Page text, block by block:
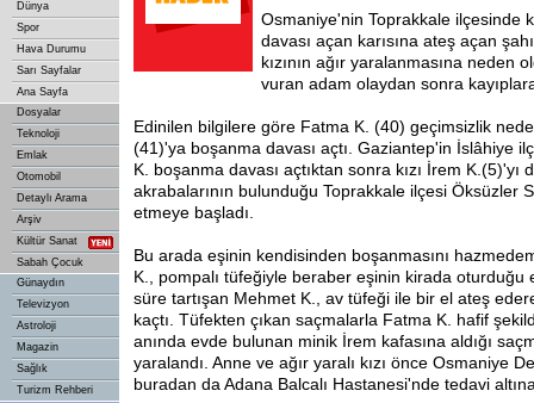
Dünya
Spor
Hava Durumu
Sarı Sayfalar
Ana Sayfa
Dosyalar
Teknoloji
Emlak
Otomobil
Detaylı Arama
Arşiv
Kültür Sanat
Sabah Çocuk
Günaydın
Televizyon
Astroloji
Magazin
Sağlık
Turizm Rehberi
Osmaniye'nin Toprakkale ilçesinde
davası açan karısına ateş açan
kızının ağır yaralanmasına neden
vuran adam olaydan sonra
Edinilen bilgilere göre Fatma K. (40) geçimsizlik
(41)'ya boşanma davası açtı. Gaziantep'in İslâhiye
K. boşanma davası açtıktan sonra kızı İrem K.(5)'yı
akrabalarının bulunduğu Toprakkale ilçesi Öksüzler
etmeye başladı.
Bu arada eşinin kendisinden boşanmasını
K., pompalı tüfeğiyle beraber eşinin kirada oturduğu
süre tartışan Mehmet K., av tüfeği ile bir el ateş
kaçtı. Tüfekten çıkan saçmalarla Fatma K. hafif
anında evde bulunan minik İrem kafasına aldığı
yaralandı. Anne ve ağır yaralı kızı önce Osmaniye
buradan da Adana Balcalı Hastanesi'nde tedavi altına